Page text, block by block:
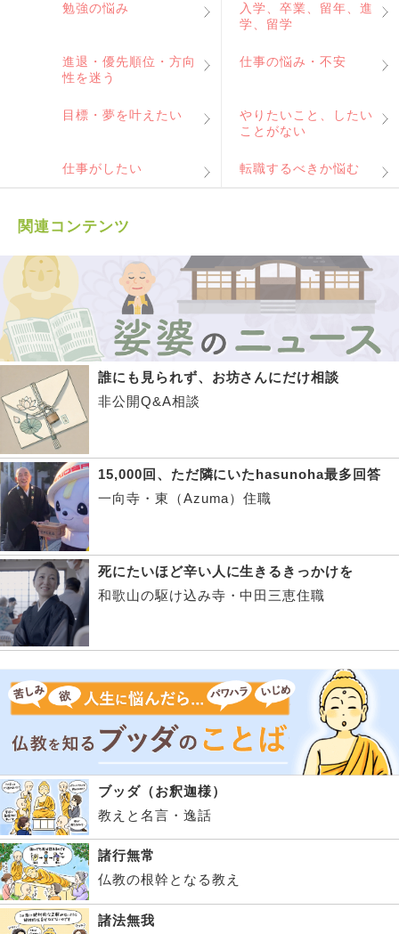
勉強の悩み
入学、卒業、留年、進
学、留学
進退・優先順位・方向
性を迷う
仕事の悩み・不安
目標・夢を叶えたい
やりたいこと、したい
ことがない
仕事がしたい 転職するべきか悩む
関連コンテンツ
誰にも見られず、お坊さんにだけ相談
非公開Q&A相談
15,000回、ただ隣にいたhasunoha最多回答
一向寺・東（Azuma）住職
死にたいほど辛い人に生きるきっかけを
和歌山の駆け込み寺・中田三恵住職
ブッダ（お釈迦様）
教えと名言・逸話
諸行無常
仏教の根幹となる教え
諸法無我